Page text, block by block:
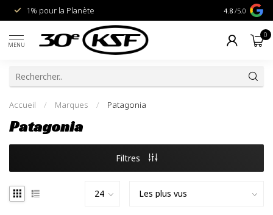
1% pour la Planète Livraison
4.8 /5.0
MENU
0
Accueil / Marques / Patagonia
Patagonia
Filtres